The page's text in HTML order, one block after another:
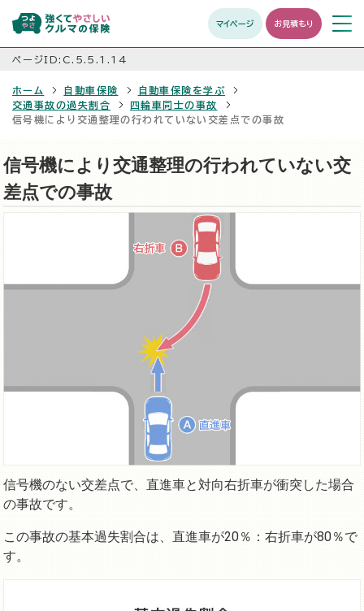
マイページ お見積もり メニュ
開く
ページID:C.5.5.1.14
ホーム 自動車保険
自動車保険を学ぶ
交通事故の過失割合
四輪車同士の事故
信号機により交通整理の行われていない交差点での事故
信号機により交通整理の行われていない交
差点での事故
信号機のない交差点で、直進車と対向右折車が衝突した場合
の事故です。
この事故の基本過失割合は、直進車が20％：右折車が80％で
す。